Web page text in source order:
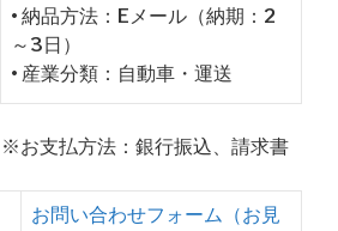
• 納品方法：Eメール（納期：2
～3日）
• 産業分類：自動車・運送
※お支払方法：銀行振込、請求書
お問い合わせフォーム（お見